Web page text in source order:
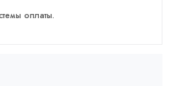
оплаты.